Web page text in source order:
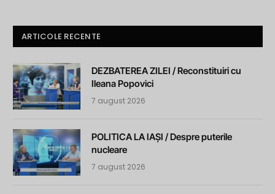
ARTICOLE RECENTE
DEZBATEREA ZILEI / Reconstituiri cu
Ileana Popovici
7 august 2026
POLITICA LA IAȘI / Despre puterile
nucleare
7 august 2026